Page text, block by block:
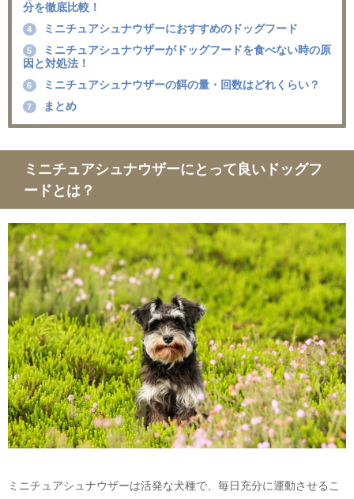
分を徹底比較！
4 ミニチュアシュナウザーにおすすめのドッグフード
5
ミニチュアシュナウザーがドッグフードを食べない時の原
因と対処法！
6 ミニチュアシュナウザーの餌の量・回数はどれくらい？
7 まとめ
ミニチュアシュナウザーにとって良いドッグフ
ードとは？
ミニチュアシュナウザーは活発な犬種で、毎日充分に運動させるこ